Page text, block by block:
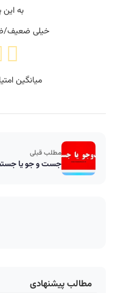
به
خیلی ضعیف/
میانگین
مطلب قبلی
جست و جو یا
مطالب پیشنهادی